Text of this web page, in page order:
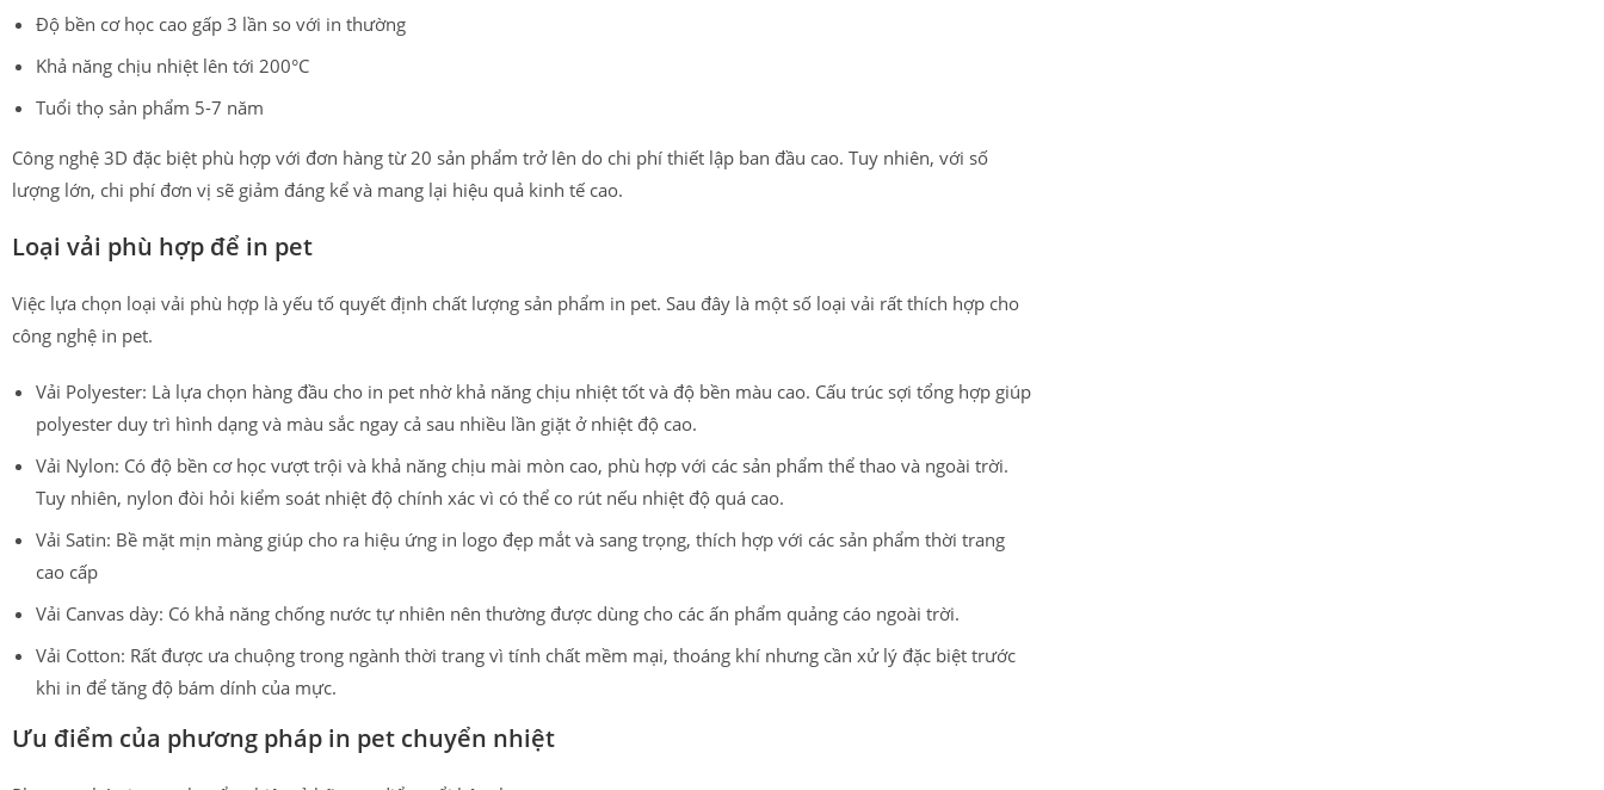
Độ bền cơ học cao gấp 3 lần so với in thường
Khả năng chịu nhiệt lên tới 200°C
Tuổi thọ sản phẩm 5-7 năm
Công nghệ 3D đặc biệt phù hợp với đơn hàng từ 20 sản phẩm trở lên do chi phí thiết lập ban đầu cao. Tuy nhiên, với số
lượng lớn, chi phí đơn vị sẽ giảm đáng kể và mang lại hiệu quả kinh tế cao.
Loại vải phù hợp để in pet
Việc lựa chọn loại vải phù hợp là yếu tố quyết định chất lượng sản phẩm in pet. Sau đây là một số loại vải rất thích hợp cho
công nghệ in pet.
Vải Polyester: Là lựa chọn hàng đầu cho in pet nhờ khả năng chịu nhiệt tốt và độ bền màu cao. Cấu trúc sợi tổng hợp giúp
polyester duy trì hình dạng và màu sắc ngay cả sau nhiều lần giặt ở nhiệt độ cao.
Vải Nylon: Có độ bền cơ học vượt trội và khả năng chịu mài mòn cao, phù hợp với các sản phẩm thể thao và ngoài trời.
Tuy nhiên, nylon đòi hỏi kiểm soát nhiệt độ chính xác vì có thể co rút nếu nhiệt độ quá cao.
Vải Satin: Bề mặt mịn màng giúp cho ra hiệu ứng in logo đẹp mắt và sang trọng, thích hợp với các sản phẩm thời trang
cao cấp
Vải Canvas dày: Có khả năng chống nước tự nhiên nên thường được dùng cho các ấn phẩm quảng cáo ngoài trời.
Vải Cotton: Rất được ưa chuộng trong ngành thời trang vì tính chất mềm mại, thoáng khí nhưng cần xử lý đặc biệt trước
khi in để tăng độ bám dính của mực.
Ưu điểm của phương pháp in pet chuyển nhiệt